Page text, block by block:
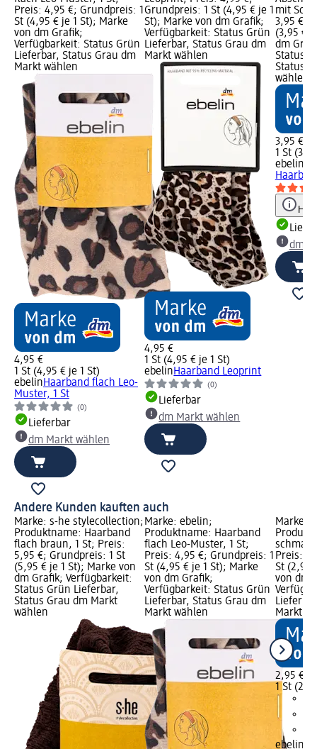
Preis: 4,95 €; Grundpreis: 1
St (4,95 € je 1 St); Marke
von dm Grafik;
Verfügbarkeit: Status Grün
Lieferbar, Status Grau dm
Markt wählen
4,95 €
1 St (4,95 € je 1 St)
ebelinHaarband flach Leo-
Muster, 1 St
(0)
Lieferbar
dm Markt wählen
Grundpreis: 1 St (4,95 € je 1
St); Marke von dm Grafik;
Verfügbarkeit: Status Grün
Lieferbar, Status Grau dm
Markt wählen
4,95 €
1 St (4,95 € je 1 St)
ebelinHaarband Leoprint
(0)
Lieferbar
dm Markt wählen
mit
3,95 €;
(3,95 €
dm
Status
Status
wählen
3,95 €
1 St
ebelin
dm
Andere Kunden kauften auch
Marke: s-he stylecollection;
Produktname: Haarband
flach braun, 1 St; Preis:
5,95 €; Grundpreis: 1 St
(5,95 € je 1 St); Marke von
dm Grafik; Verfügbarkeit:
Status Grün Lieferbar,
Status Grau dm Markt
wählen
Marke: ebelin;
Produktname: Haarband
flach Leo-Muster, 1 St;
Preis: 4,95 €; Grundpreis: 1
St (4,95 € je 1 St); Marke
von dm Grafik;
Verfügbarkeit: Status Grün
Lieferbar, Status Grau dm
Markt wählen
Marke:
schmal
Preis:
St (2,95
von dm
Markt
2,95 €
1 St
ebelin